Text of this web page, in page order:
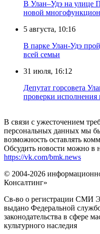
В Улан–Удэ на улице
новой
5 августа, 10:16
В парке Улан-Удэ
всей семьи
31 июля, 16:12
Депутат горсовета
проверки исполнения
В связи с ужесточением
персональных данных мы
возможность оставлять
Обсудить новости можно в
https://vk.com/bmk.news
© 2004-2026
Консалтинг»
Св-во о регистрации СМИ
выдано Федеральной
законодательства в сфере
культурного наследия